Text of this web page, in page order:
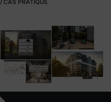
/ CAS PRATIQUE